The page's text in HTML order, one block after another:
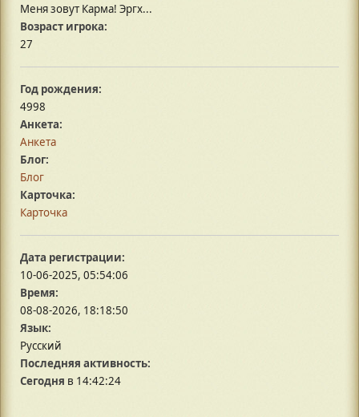
Меня зовут Карма! Эргх...
Возраст игрока:
27
Год рождения:
4998
Анкета:
Анкета
Блог:
Блог
Карточка:
Карточка
Дата регистрации:
10-06-2025, 05:54:06
Время:
08-08-2026, 18:18:50
Язык:
Русский
Последняя активность:
Сегодня в 14:42:24